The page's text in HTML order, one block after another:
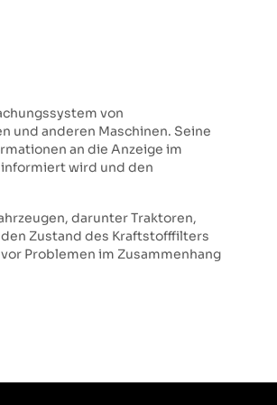
von
und anderen Maschinen. Seine
an die Anzeige im
wird und den
darunter Traktoren,
Zustand des Kraftstofffilters
Problemen im Zusammenhang